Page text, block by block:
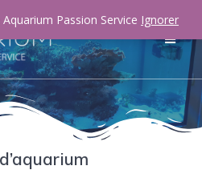
Passion Service Ignorer